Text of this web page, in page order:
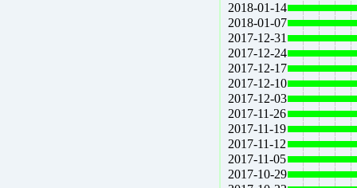
2018-01-14
2018-01-07
2017-12-31
2017-12-24
2017-12-17
2017-12-10
2017-12-03
2017-11-26
2017-11-19
2017-11-12
2017-11-05
2017-10-29